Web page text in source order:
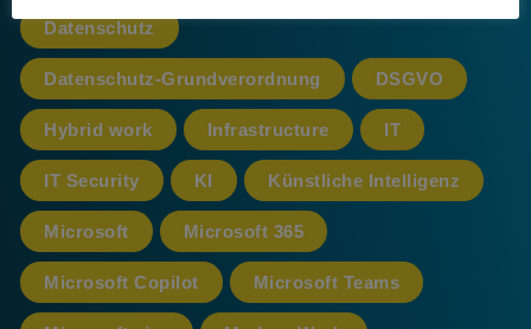
Datenschutz
Datenschutz-Grundverordnung DSGVO
Hybrid work Infrastructure IT
IT Security KI Künstliche Intelligenz
Microsoft Microsoft 365
Microsoft Copilot Microsoft Teams